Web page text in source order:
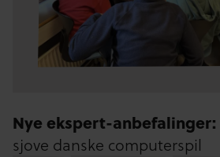
Nye ekspert-anbefalinger:
sjove danske computerspil